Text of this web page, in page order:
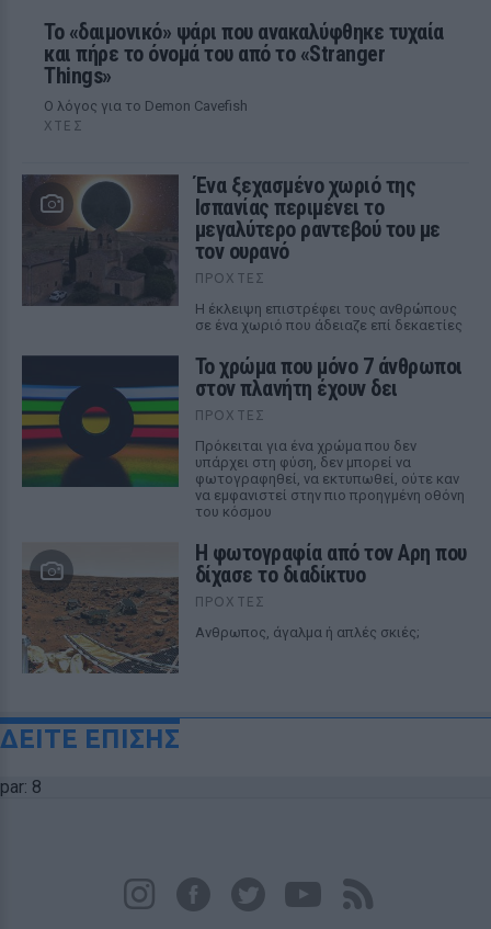
Το «δαιμονικό» ψάρι που ανακαλύφθηκε τυχαία
και πήρε το όνομά του από το «Stranger
Things»
Ο λόγος για το Demon Cavefish
ΧΤΕΣ
Ένα ξεχασμένο χωριό της
Ισπανίας περιμένει το
μεγαλύτερο ραντεβού του με
τον ουρανό
ΠΡΟΧΤΈΣ
Η έκλειψη επιστρέφει τους ανθρώπους
σε ένα χωριό που άδειαζε επί δεκαετίες
Το χρώμα που μόνο 7 άνθρωποι
στον πλανήτη έχουν δει
ΠΡΟΧΤΈΣ
Πρόκειται για ένα χρώμα που δεν
υπάρχει στη φύση, δεν μπορεί να
φωτογραφηθεί, να εκτυπωθεί, ούτε καν
να εμφανιστεί στην πιο προηγμένη οθόνη
του κόσμου
Η φωτογραφία από τον Αρη που
δίχασε το διαδίκτυο
ΠΡΟΧΤΈΣ
Ανθρωπος, άγαλμα ή απλές σκιές;
ΔΕΙΤΕ ΕΠΙΣΗΣ
par: 8